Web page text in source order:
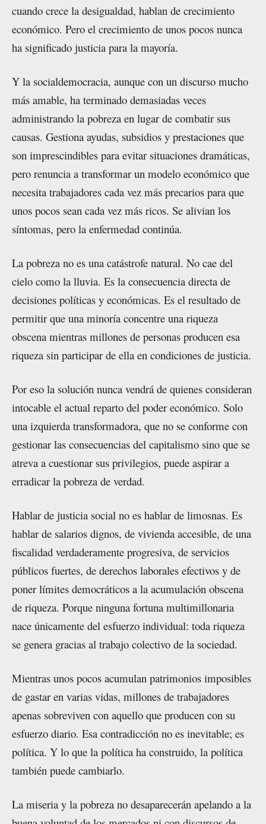
cuando crece la desigualdad, hablan de crecimiento
económico. Pero el crecimiento de unos pocos nunca
ha significado justicia para la mayoría.
Y la socialdemocracia, aunque con un discurso mucho
más amable, ha terminado demasiadas veces
administrando la pobreza en lugar de combatir sus
causas. Gestiona ayudas, subsidios y prestaciones que
son imprescindibles para evitar situaciones dramáticas,
pero renuncia a transformar un modelo económico que
necesita trabajadores cada vez más precarios para que
unos pocos sean cada vez más ricos. Se alivian los
síntomas, pero la enfermedad continúa.
La pobreza no es una catástrofe natural. No cae del
cielo como la lluvia. Es la consecuencia directa de
decisiones políticas y económicas. Es el resultado de
permitir que una minoría concentre una riqueza
obscena mientras millones de personas producen esa
riqueza sin participar de ella en condiciones de justicia.
Por eso la solución nunca vendrá de quienes consideran
intocable el actual reparto del poder económico. Solo
una izquierda transformadora, que no se conforme con
gestionar las consecuencias del capitalismo sino que se
atreva a cuestionar sus privilegios, puede aspirar a
erradicar la pobreza de verdad.
Hablar de justicia social no es hablar de limosnas. Es
hablar de salarios dignos, de vivienda accesible, de una
fiscalidad verdaderamente progresiva, de servicios
públicos fuertes, de derechos laborales efectivos y de
poner límites democráticos a la acumulación obscena
de riqueza. Porque ninguna fortuna multimillonaria
nace únicamente del esfuerzo individual: toda riqueza
se genera gracias al trabajo colectivo de la sociedad.
Mientras unos pocos acumulan patrimonios imposibles
de gastar en varias vidas, millones de trabajadores
apenas sobreviven con aquello que producen con su
esfuerzo diario. Esa contradicción no es inevitable; es
política. Y lo que la política ha construido, la política
también puede cambiarlo.
La miseria y la pobreza no desaparecerán apelando a la